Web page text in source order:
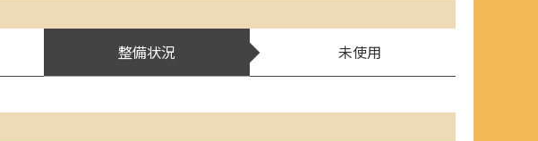
整備状況 未使用